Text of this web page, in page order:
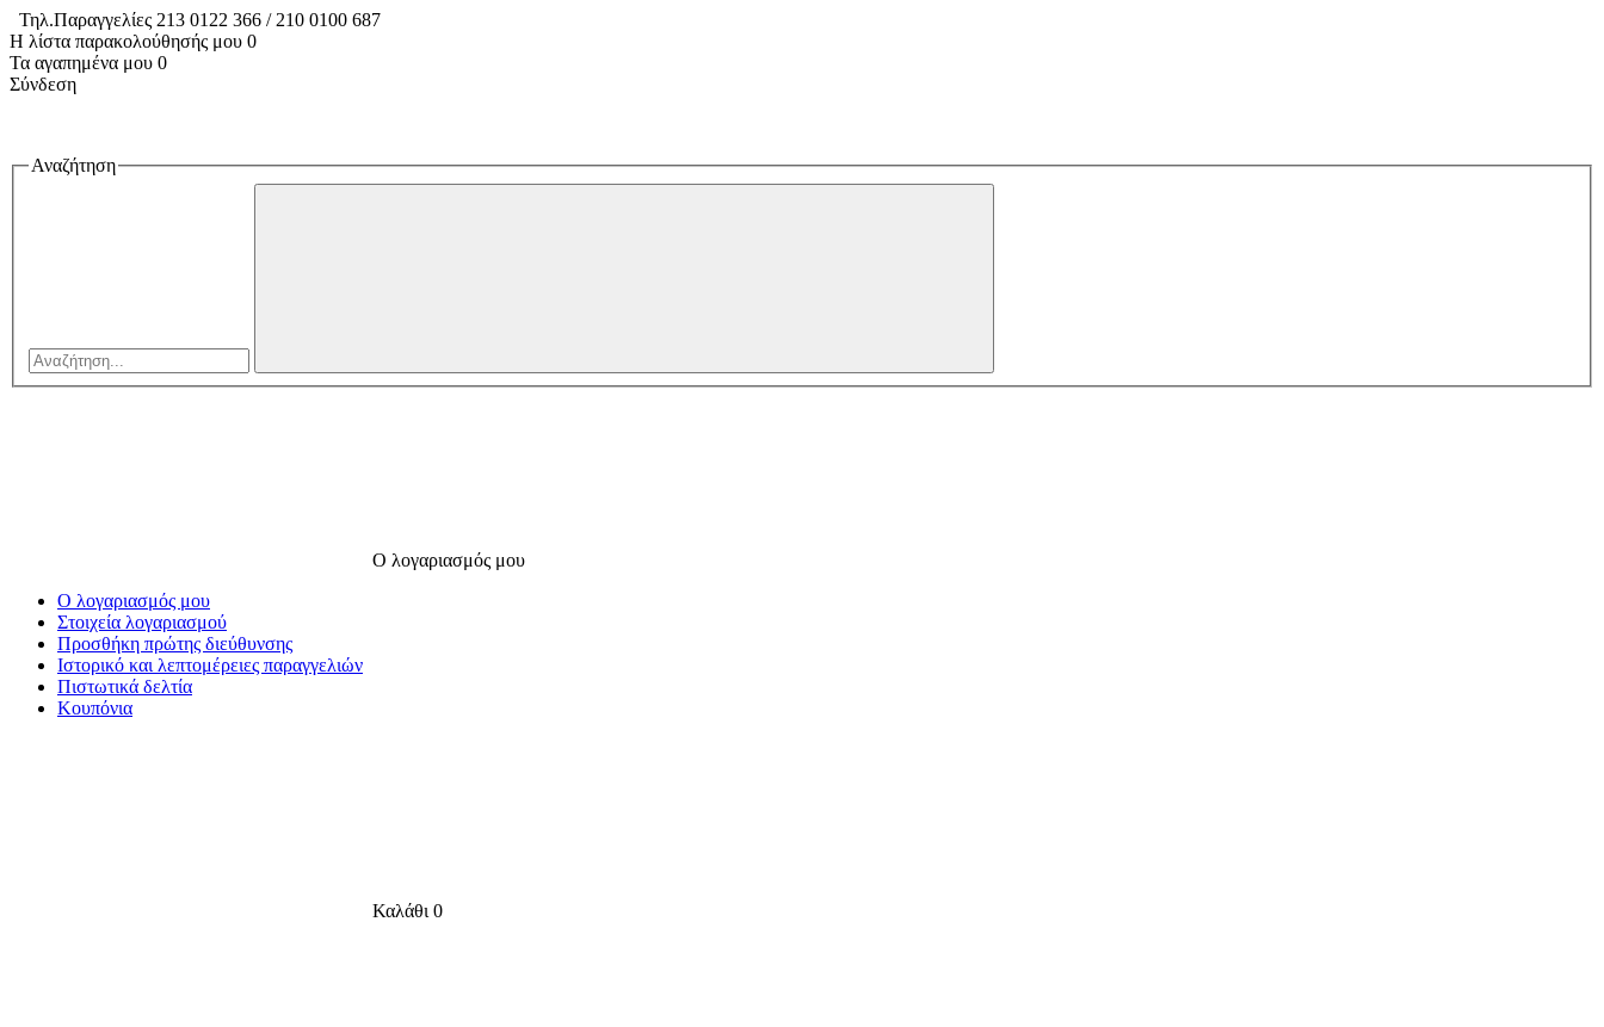
Τηλ.Παραγγελίες 213 0122 366 / 210 0100 687
Η λίστα παρακολούθησής μου 0
Τα αγαπημένα μου 0
Σύνδεση
Αναζήτηση
Ο λογαριασμός μου
Ο λογαριασμός μου
Στοιχεία λογαριασμού
Προσθήκη πρώτης διεύθυνσης
Ιστορικό και λεπτομέρειες παραγγελιών
Πιστωτικά δελτία
Κουπόνια
Καλάθι 0